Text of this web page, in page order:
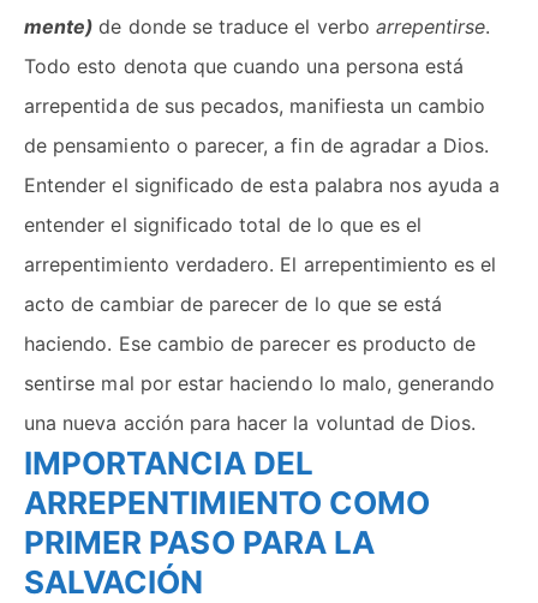
mente)de donde se traduce el verbo arrepentirse.
Todo esto denota que cuando una persona está
arrepentida de sus pecados, manifiesta un cambio
de pensamiento o parecer, a fin de agradar a Dios.
Entender el significado de esta palabra nos ayuda a
entender el significado total de lo que es el
arrepentimiento verdadero. El arrepentimiento es el
acto de cambiar de parecer de lo que se está
haciendo. Ese cambio de parecer es producto de
sentirse mal por estar haciendo lo malo, generando
una nueva acción para hacer la voluntad de Dios.
IMPORTANCIA DEL
ARREPENTIMIENTO COMO
PRIMER PASO PARA LA
SALVACIÓN